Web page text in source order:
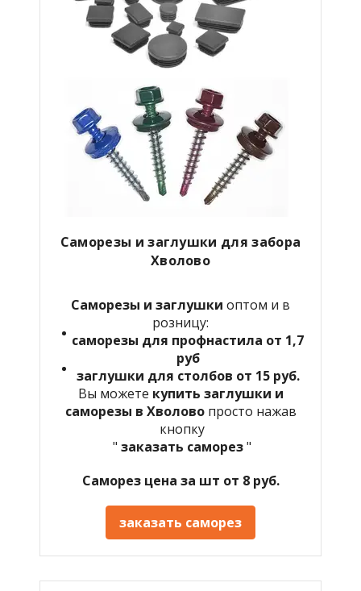
Саморезы и заглушки для забора
Хволово
Саморезы и заглушки оптом и в
розницу:
саморезы для профнастила от 1,7
руб
заглушки для столбов от 15 руб.
Вы можете купить заглушки и
саморезы в Хволово просто нажав
кнопку
" заказать саморез"
Саморез цена за шт от 8 руб.
заказать саморез